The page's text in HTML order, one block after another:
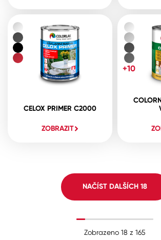
CELOX PRIMER C2000
ZOBRAZIT
+10
NAČÍST DALŠÍCH 18
Zobrazeno 18 z 165